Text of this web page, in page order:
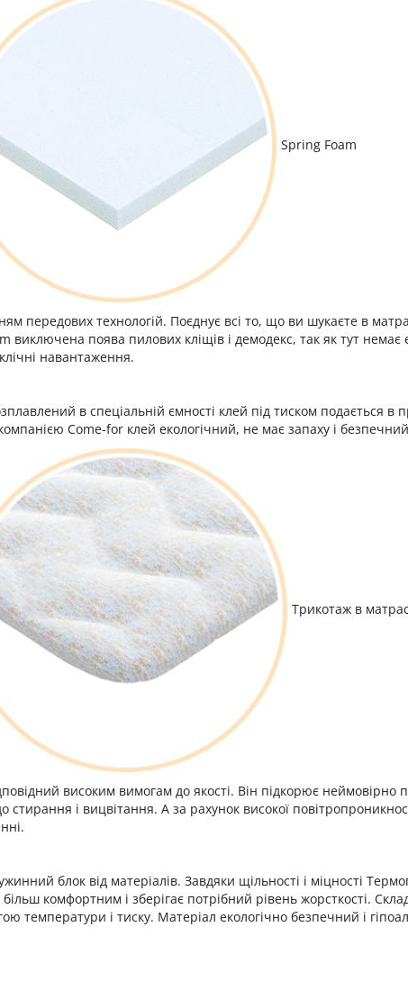
Spring Foam
передових технологій. Поєднує всі то, що ви шукаєте в
виключена поява пилових кліщів і демодекс, так як тут немає
навантаження.
в спеціальній ємності клей під тиском подається в
Come-for клей екологічний, не має запаху і
Трикотаж в
високим вимогам до якості. Він підкорює
і вицвітання. А за рахунок високої
блок від матеріалів. Завдяки щільності і міцності
комфортним і зберігає потрібний рівень жорсткості.
температури і тиску. Матеріал екологічно безпечний і